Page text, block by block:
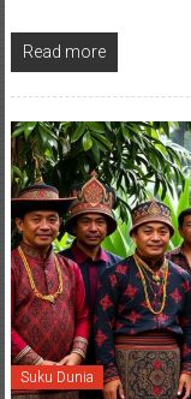
Read more
Suku Dunia